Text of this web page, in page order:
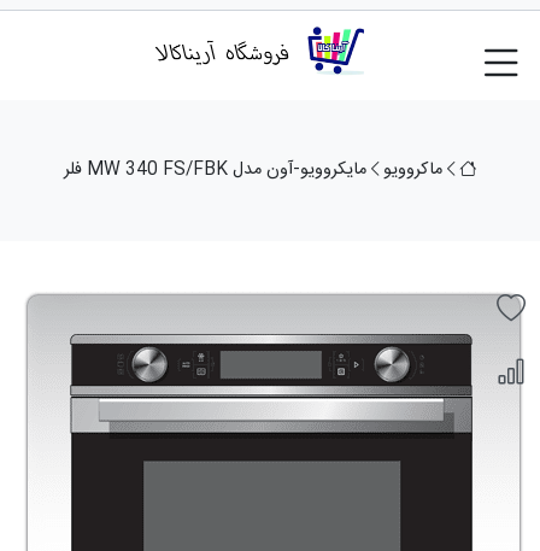
ماکروویو مایکروویو-آون مدل MW 340 FS/FBK فلر